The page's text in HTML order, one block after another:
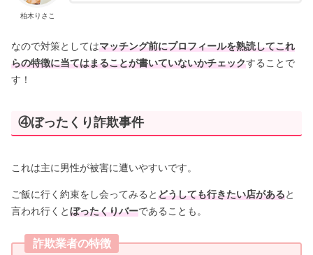
柏木りさこ
なので対策としてはマッチング前にプロフィールを熟読してこれ
らの特徴に当てはまることが書いていないかチェックすることで
す！
④ぼったくり詐欺事件
これは主に男性が被害に遭いやすいです。
ご飯に行く約束をし会ってみるとどうしても行きたい店があると
言われ行くとぼったくりバーであることも。
詐欺業者の特徴